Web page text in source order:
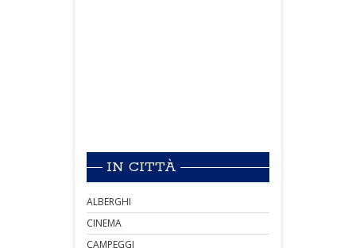
IN CITTÀ
ALBERGHI
CINEMA
CAMPEGGI